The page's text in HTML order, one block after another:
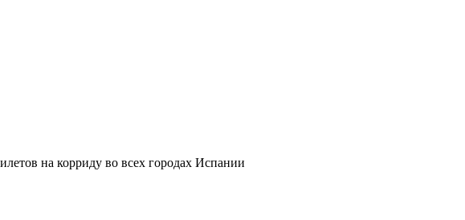
на корриду во всех городах Испании